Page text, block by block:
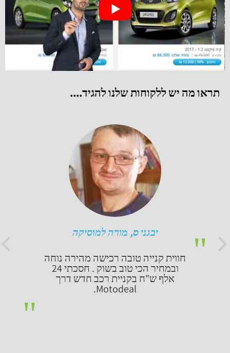
תראו מה יש ללקוחות שלנו להגיד....
יבגני ס, מורה למוסיקה
חווית קנייה טובה רכישה מהירה נוחה
ובמחיר הכי טוב בשוק . חסכתי 24
אלף ש"ח בקניית רכב חדש דרך
Motodeal.